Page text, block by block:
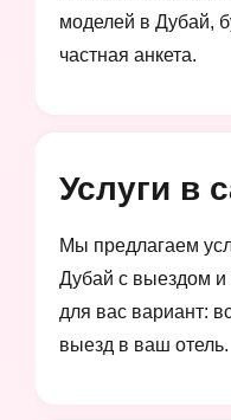
моделей в Дубай,
частная анкета.
Мы предлагаем
Дубай с выездом
для вас вариант:
выезд в ваш отель.